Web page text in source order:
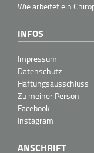
Wie arbeitet ein
INFOS
Impressum
Datenschutz
Haftungsausschluss
Zu meiner Person
Facebook
Instagram
ANSCHRIFT